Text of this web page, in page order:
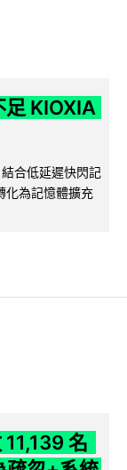
KIOXIA
合低延遲快閃記
化為記憶體擴充
名